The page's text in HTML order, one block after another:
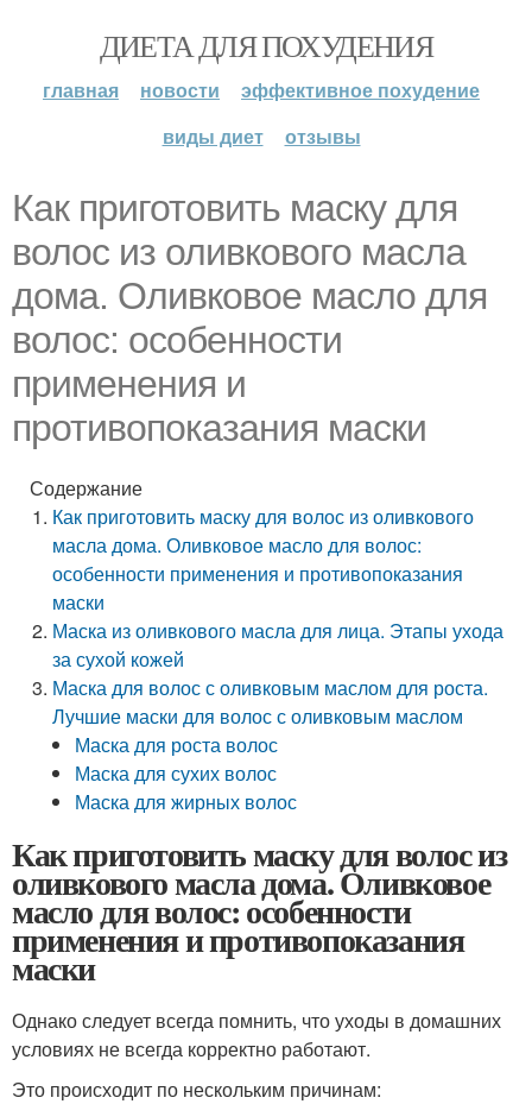
ДИЕТА ДЛЯ ПОХУДЕНИЯ
главная новости
эффективное похудение
виды диет
отзывы
Как приготовить маску для
волос из оливкового масла
дома. Оливковое масло для
волос: особенности
применения и
противопоказания маски
Содержание
Как приготовить маску для волос из оливкового
масла дома. Оливковое масло для волос:
особенности применения и противопоказания
маски
Маска из оливкового масла для лица. Этапы ухода
за сухой кожей
Маска для волос с оливковым маслом для роста.
Лучшие маски для волос с оливковым маслом
Маска для роста волос
Маска для сухих волос
Маска для жирных волос
Как приготовить маску для волос из
оливкового масла дома. Оливковое
масло для волос: особенности
применения и противопоказания
маски
Однако следует всегда помнить, что уходы в домашних
условиях не всегда корректно работают.
Это происходит по нескольким причинам: